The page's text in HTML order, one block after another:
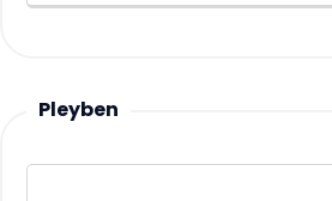
Pleyben